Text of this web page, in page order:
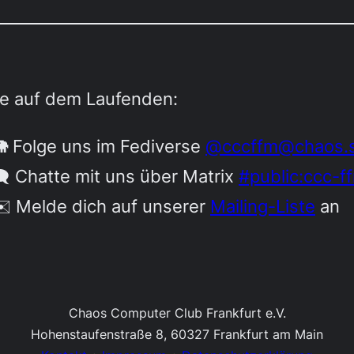
auf dem Laufenden:
Folge uns im Fediverse
Chatte mit uns über Matrix #public:ccc-
Melde dich auf unserer Mailing-Liste an
Chaos Computer Club Frankfurt e.V.
Hohenstaufenstraße 8, 60327 Frankfurt am Main